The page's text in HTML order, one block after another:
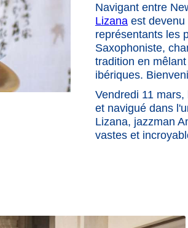
Navigant entre
Lizana est devenu
représentants les
Saxophoniste,
tradition en
ibériques.
Vendredi 11
et navigué dans
Lizana, jazzman
vastes et